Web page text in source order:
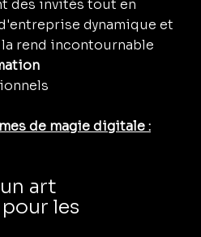
des invités tout en
dynamique et
rend incontournable
de magie digitale :
art
les